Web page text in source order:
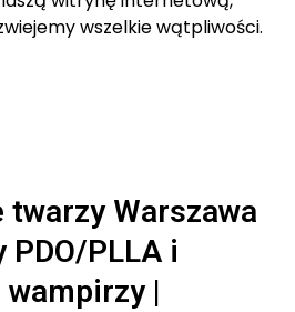
wszelkie wątpliwości.
twarzy Warszawa
PLLA i
|